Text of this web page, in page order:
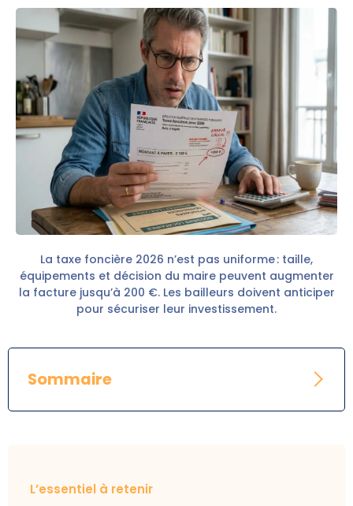
La taxe foncière 2026 n’est pas uniforme : taille,
équipements et décision du maire peuvent augmenter
la facture jusqu’à 200 €. Les bailleurs doivent anticiper
pour sécuriser leur investissement.
Sommaire
L’essentiel à retenir